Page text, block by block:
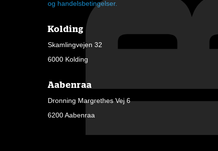
og handelsbetingelser.
Kolding
Skamlingvejen 32
6000 Kolding
Aabenraa
Dronning Margrethes Vej 6
6200 Aabenraa